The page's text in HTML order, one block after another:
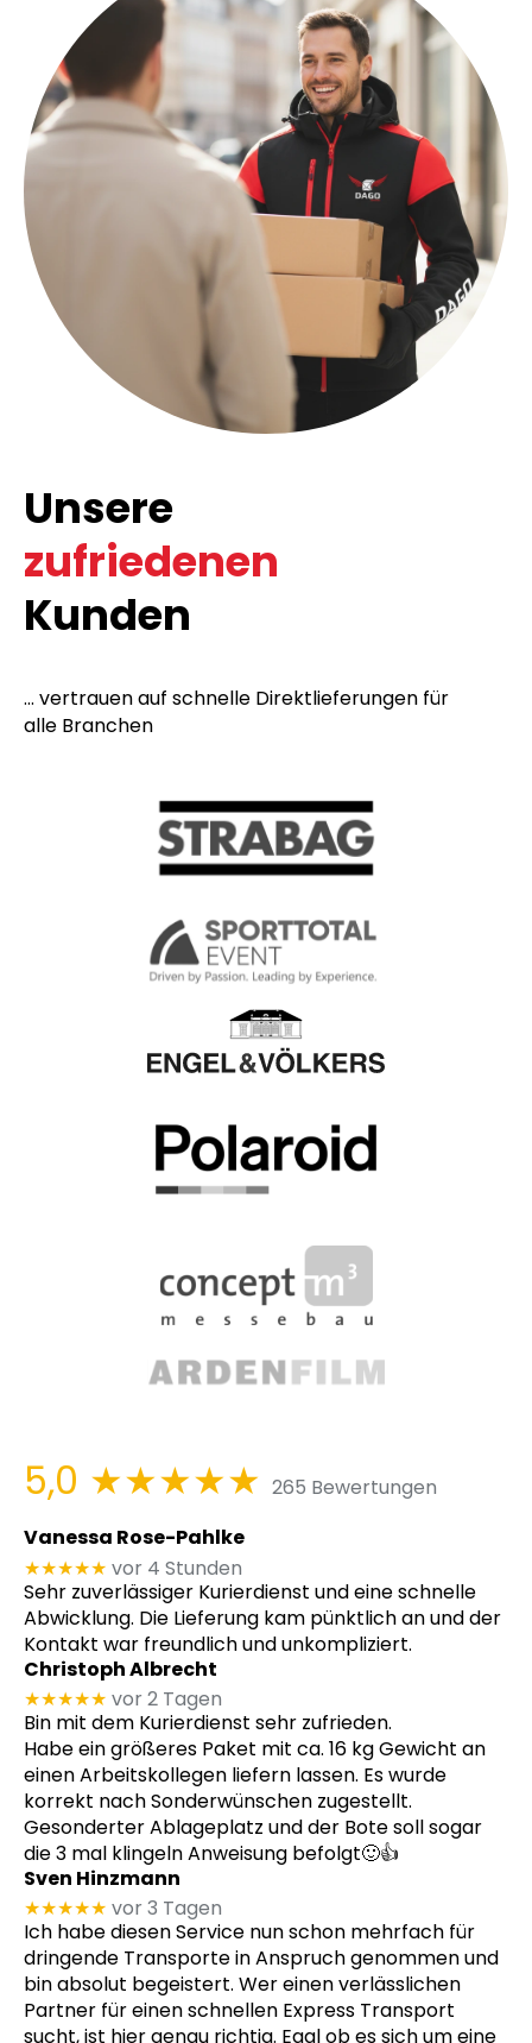
Unsere
zufriedenen
Kunden
... vertrauen auf schnelle Direktlieferungen für
alle Branchen
5,0 ★★★★★ 265 Bewertungen
Vanessa Rose-Pahlke
★★★★★ vor 4 Stunden
Sehr zuverlässiger Kurierdienst und eine schnelle
Abwicklung. Die Lieferung kam pünktlich an und der
Kontakt war freundlich und unkompliziert.
Christoph Albrecht
★★★★★ vor 2 Tagen
Bin mit dem Kurierdienst sehr zufrieden.
Habe ein größeres Paket mit ca. 16 kg Gewicht an
einen Arbeitskollegen liefern lassen. Es wurde
korrekt nach Sonderwünschen zugestellt.
Gesonderter Ablageplatz und der Bote soll sogar
die 3 mal klingeln Anweisung befolgt🙂👍
Sven Hinzmann
★★★★★ vor 3 Tagen
Ich habe diesen Service nun schon mehrfach für
dringende Transporte in Anspruch genommen und
bin absolut begeistert. Wer einen verlässlichen
Partner für einen schnellen Express Transport
sucht, ist hier genau richtig. Egal ob es sich um eine